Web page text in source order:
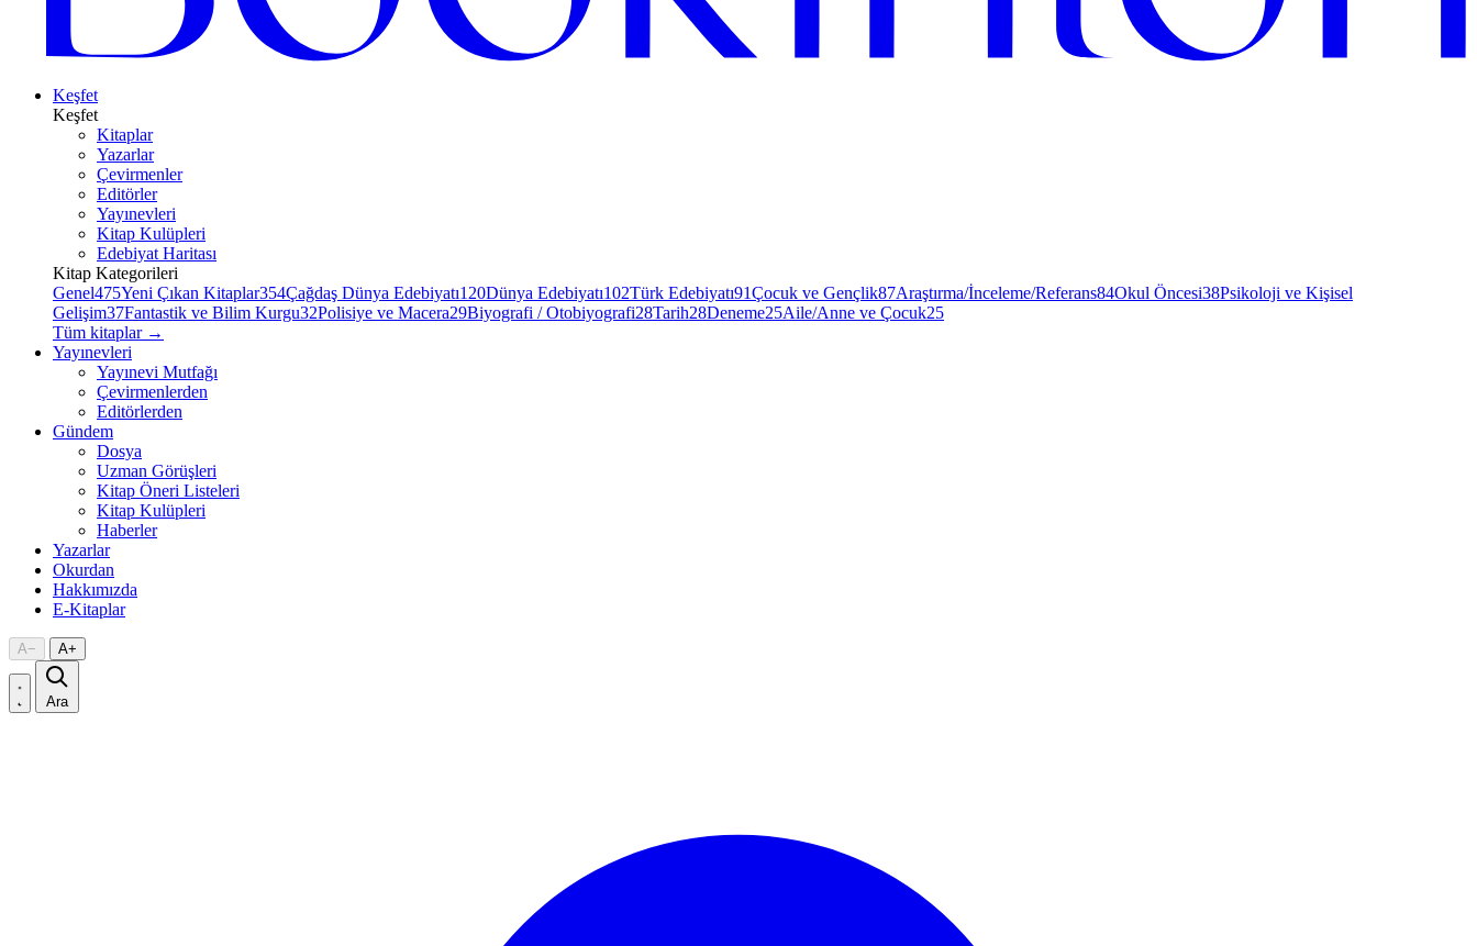
Keşfet
Keşfet
Kitaplar
Yazarlar
Çevirmenler
Editörler
Yayınevleri
Kitap Kulüpleri
Edebiyat Haritası
Kitap Kategorileri
Genel475Yeni Çıkan Kitaplar354Çağdaş Dünya Edebiyatı120Dünya Edebiyatı102Türk Edebiyatı91Çocuk ve Gençlik87Araştırma/İnceleme/Referans84Okul Öncesi38Psikoloji ve Kişisel
Gelişim37Fantastik ve Bilim Kurgu32Polisiye ve Macera29Biyografi / Otobiyografi28Tarih28Deneme25Aile/Anne ve Çocuk25
Tüm kitaplar →
Yayınevleri
Yayınevi Mutfağı
Çevirmenlerden
Editörlerden
Gündem
Dosya
Uzman Görüşleri
Kitap Öneri Listeleri
Kitap Kulüpleri
Haberler
Yazarlar
Okurdan
Hakkımızda
E-Kitaplar
A− A+
Ara